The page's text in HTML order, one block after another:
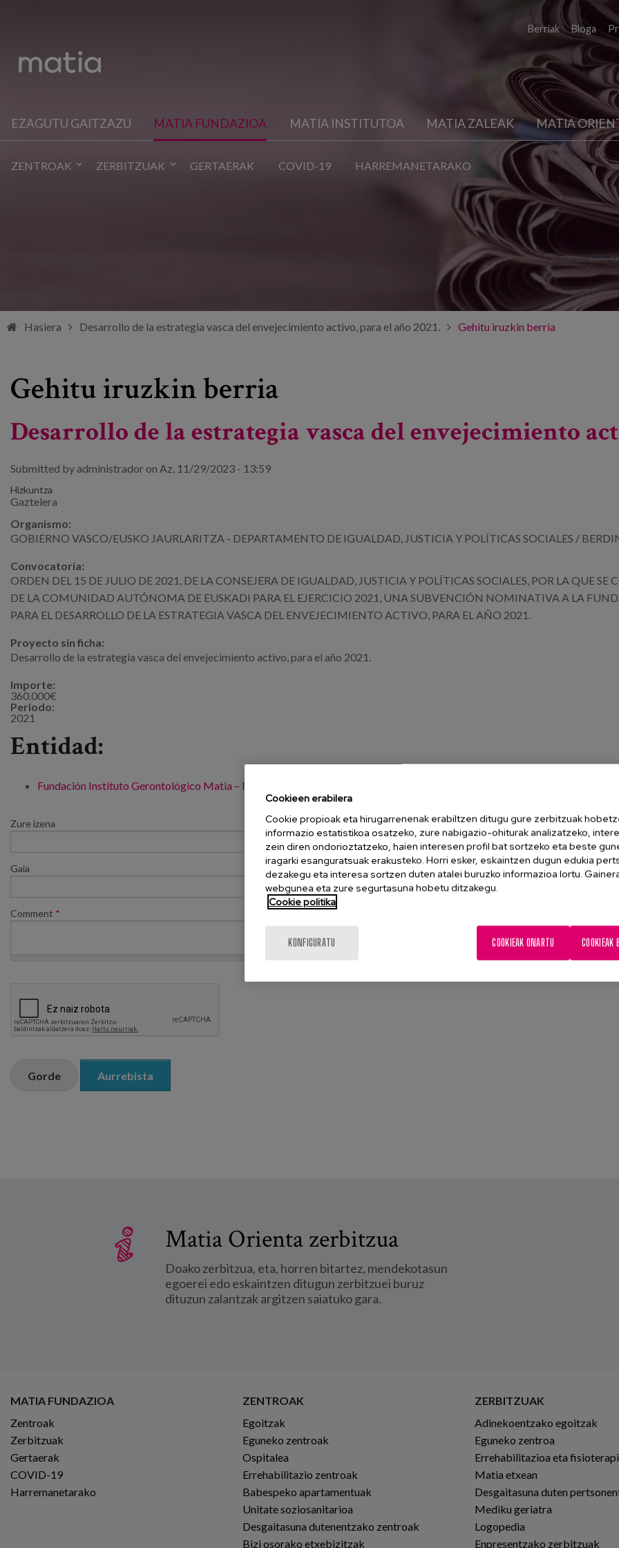
Berriak Bloga
EZAGUTU GAITZAZU MATIA FUNDAZIOA MATIA INSTITUTOA MATIA ZALEAK MATIA
ZENTROAK ZERBITZUAK GERTAERAK COVID-19 HARREMANETARAKO
Hasiera Desarrollo de la estrategia vasca del envejecimiento activo, para el año 2021. Gehitu iruzkin berria
Gehitu iruzkin berria
Desarrollo de la estrategia vasca del envejecimiento
Submitted by administrador on Az, 11/29/2023 - 13:59
Hizkuntza
Gaztelera
Organismo:
GOBIERNO VASCO/EUSKO JAURLARITZA - DEPARTAMENTO DE IGUALDAD, JUSTICIA Y POLÍTICAS SOCIALES /
Convocatoria:
ORDEN DEL 15 DE JULIO DE 2021, DE LA CONSEJERA DE IGUALDAD, JUSTICIA Y POLÍTICAS SOCIALES, POR LA QUE SE
DE LA COMUNIDAD AUTÓNOMA DE EUSKADI PARA EL EJERCICIO 2021, UNA SUBVENCIÓN NOMINATIVA A LA
PARA EL DESARROLLO DE LA ESTRATEGIA VASCA DEL ENVEJECIMIENTO ACTIVO, PARA EL AÑO 2021.
Proyecto sin ficha:
Desarrollo de la estrategia vasca del envejecimiento activo, para el año 2021.
Importe:
360.000€
Periodo:
2021
Entidad:
Fundación Instituto Gerontológico Matia – INGEMA
Zure izena
Gaia
Comment *
Gorde Aurrebista
Matia Orienta zerbitzua
Doako zerbitzua, eta, horren bitartez, mendekotasun
egoerei edo eskaintzen ditugun zerbitzuei buruz
dituzun zalantzak argitzen saiatuko gara.
MATIA FUNDAZIOA
Zentroak
Zerbitzuak
Gertaerak
COVID-19
Harremanetarako
ZENTROAK
Egoitzak
Eguneko zentroak
Ospitalea
Errehabilitazio zentroak
Babespeko apartamentuak
Unitate soziosanitarioa
Desgaitasuna dutenentzako zentroak
Bizi osorako etxebizitzak
ZERBITZUAK
Adinekoentzako egoitzak
Eguneko zentroa
Errehabilitazioa eta
Matia etxean
Desgaitasuna duten
Mediku geriatra
Logopedia
Enpresentzako zerbitzuak
Cookieen erabilera
Cookie propioak eta hirugarrenenak erabiltzen ditugu gure zerbitzuak
informazio estatistikoa osatzeko, zure nabigazio-ohiturak analizatzeko,
zein diren ondorioztatzeko, haien interesen profil bat sortzeko eta beste
iragarki esanguratsuak erakusteko. Horri esker, eskaintzen dugun edukia
dezakegu eta interesa sortzen duten atalei buruzko informazioa lortu.
webgunea eta zure segurtasuna hobetu ditzakegu.
Cookie politika
KONFIGURATU COOKIEAK
COOKIEAK ONARTU